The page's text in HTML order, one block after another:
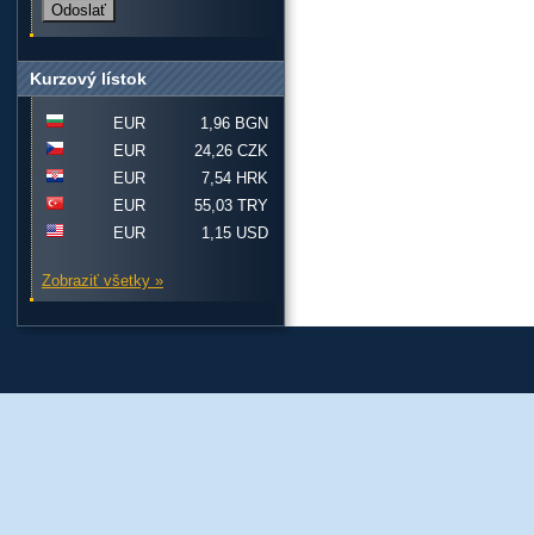
Kurzový lístok
EUR
1,96 BGN
EUR
24,26 CZK
EUR
7,54 HRK
EUR
55,03 TRY
EUR
1,15 USD
Zobraziť všetky »